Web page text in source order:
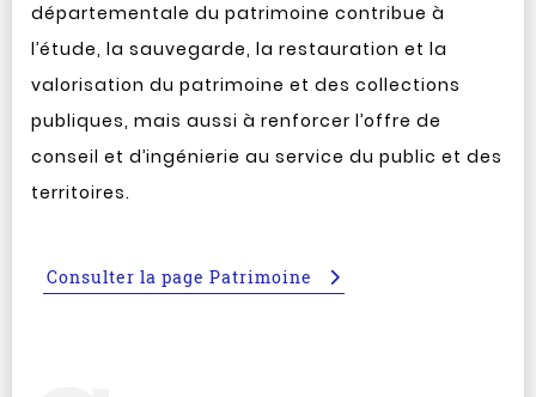
départementale du patrimoine contribue à
l’étude, la sauvegarde, la restauration et la
valorisation du patrimoine et des collections
publiques, mais aussi à renforcer l’offre de
conseil et d’ingénierie au service du public et des
territoires.
Consulter la page Patrimoine